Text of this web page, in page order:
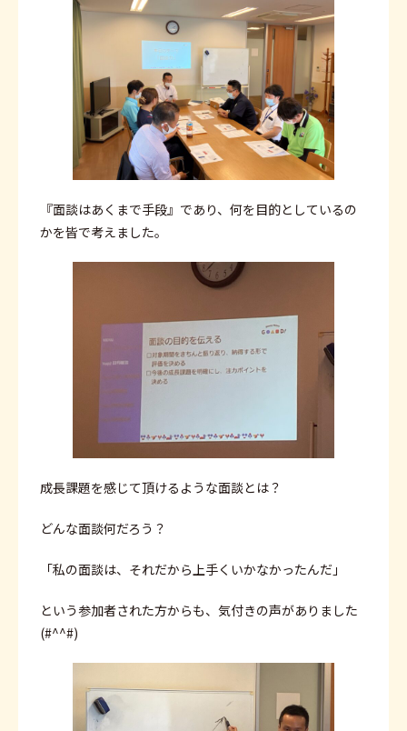
『面談はあくまで手段』であり、何を目的としているの
かを皆で考えました。
成長課題を感じて頂けるような面談とは？
どんな面談何だろう？
「私の面談は、それだから上手くいかなかったんだ」
という参加者された方からも、気付きの声がありました
(#^^#)